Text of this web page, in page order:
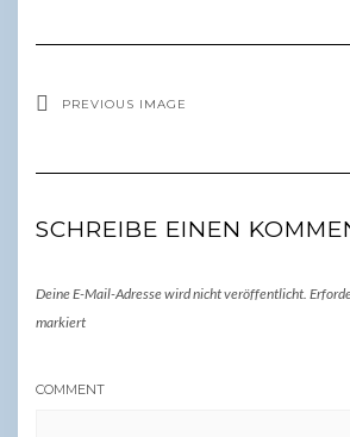
PREVIOUS IMAGE
SCHREIBE EINEN
Deine E-Mail-Adresse wird nicht veröffentlicht.
markiert
COMMENT